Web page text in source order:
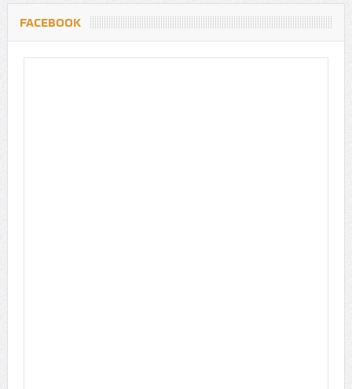
FACEBOOK